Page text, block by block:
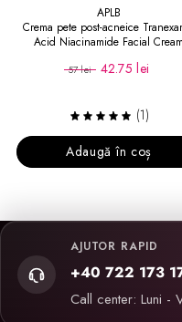
APLB
Crema pete post-acneice
Acid Niacinamide Facial Cream
57 lei 42.75 lei
(1)
Adaugă în coș
AJUTOR RAPID
+40 722 173
Call center: Luni